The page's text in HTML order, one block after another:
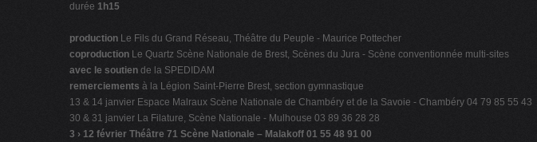
durée 1h15
production Le Fils du Grand Réseau, Théâtre du Peuple - Maurice Pottecher
coproduction Le Quartz Scène Nationale de Brest, Scènes du Jura - Scène conventionnée multi-sites
avec le soutien de la SPEDIDAM
remerciements à la Légion Saint-Pierre Brest, section gymnastique
13 & 14 janvier Espace Malraux Scène Nationale de Chambéry et de la Savoie - Chambéry 04 79 85 55 43
30 & 31 janvier La Filature, Scène Nationale - Mulhouse 03 89 36 28 28
3 › 12 février Théâtre 71 Scène Nationale – Malakoff 01 55 48 91 00